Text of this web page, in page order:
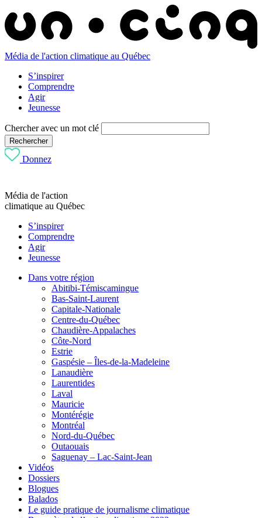
Média de l'action climatique au Québec
S’inspirer
Comprendre
Agir
Jeunesse
Chercher avec un mot clé
Rechercher
Donnez
Média de l'action
climatique au Québec
S’inspirer
Comprendre
Agir
Jeunesse
Dans votre région
Abitibi-Témiscamingue
Bas-Saint-Laurent
Capitale-Nationale
Centre-du-Québec
Chaudière-Appalaches
Côte-Nord
Estrie
Gaspésie – Îles-de-la-Madeleine
Lanaudière
Laurentides
Laval
Mauricie
Montérégie
Montréal
Nord-du-Québec
Outaouais
Saguenay – Lac-Saint-Jean
Vidéos
Dossiers
Blogues
Balados
Le guide pratique de journalisme climatique